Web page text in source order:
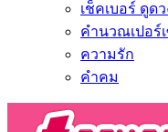
เช็คเบอร์ ดูด
คำนวณเปอร์
ความรัก
คำคม